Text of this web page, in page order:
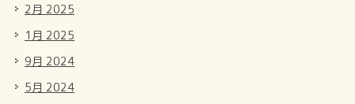
2月 2025
1月 2025
9月 2024
5月 2024